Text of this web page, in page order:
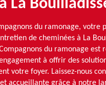
La
du ramonage, votre
de cheminées à La
du ramonage est
à offrir des
votre foyer. Laissez-nous
accueillante grâce à notre